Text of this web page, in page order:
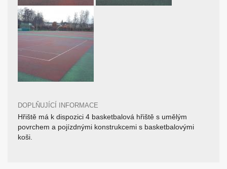
DOPLŇUJÍCÍ INFORMACE
Hřiště má k dispozici 4 basketbalová hřiště s umělým
povrchem a pojízdnými konstrukcemi s basketbalovými
koši.